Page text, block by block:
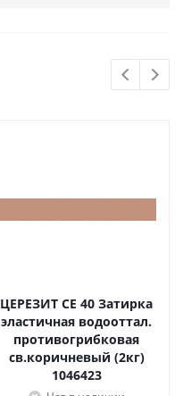
ЦЕРЕЗИТ CE 40 Затирка
эластичная водооттал.
противогрибковая
св.коричневый (2кг)
1046423